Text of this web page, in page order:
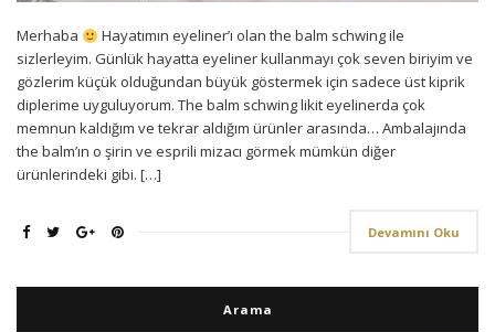
Merhaba
Hayatımın eyeliner’ı olan the balm schwing ile
sizlerleyim. Günlük hayatta eyeliner kullanmayı çok seven biriyim ve
gözlerim küçük olduğundan büyük göstermek için sadece üst kiprik
diplerime uyguluyorum. The balm schwing likit eyelinerda çok
memnun kaldığım ve tekrar aldığım ürünler arasında… Ambalajında
the balm’ın o şirin ve esprili mizacı görmek mümkün diğer
ürünlerindeki gibi. […]
Devamını Oku
Arama